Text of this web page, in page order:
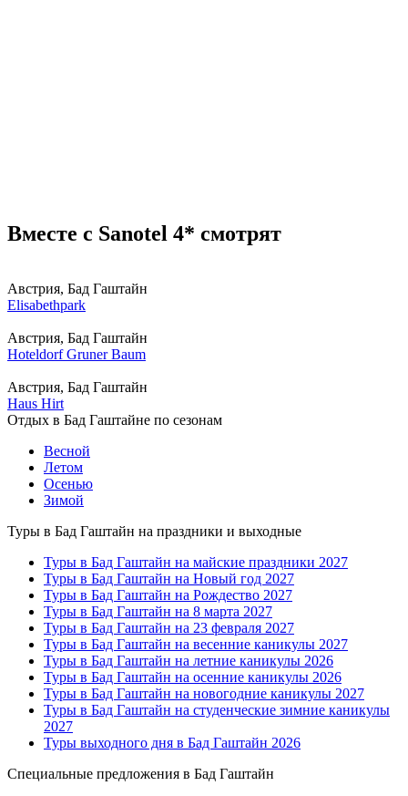
Вместе с Sanotel 4* смотрят
Австрия, Бад Гаштайн
Elisabethpark
Австрия, Бад Гаштайн
Hoteldorf Gruner Baum
Австрия, Бад Гаштайн
Haus Hirt
Отдых в Бад Гаштайне по сезонам
Весной
Летом
Осенью
Зимой
Туры в Бад Гаштайн на праздники и выходные
Туры в Бад Гаштайн на майские праздники 2027
Туры в Бад Гаштайн на Новый год 2027
Туры в Бад Гаштайн на Рождество 2027
Туры в Бад Гаштайн на 8 марта 2027
Туры в Бад Гаштайн на 23 февраля 2027
Туры в Бад Гаштайн на весенние каникулы 2027
Туры в Бад Гаштайн на летние каникулы 2026
Туры в Бад Гаштайн на осенние каникулы 2026
Туры в Бад Гаштайн на новогодние каникулы 2027
Туры в Бад Гаштайн на студенческие зимние каникулы
2027
Туры выходного дня в Бад Гаштайн 2026
Специальные предложения в Бад Гаштайн